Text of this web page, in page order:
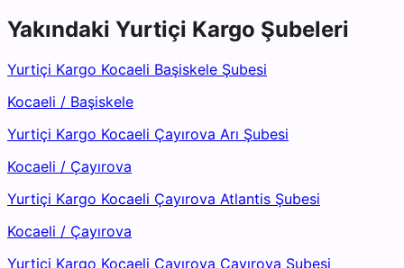
Yakındaki Yurtiçi Kargo Şubeleri
Yurtiçi Kargo Kocaeli Başiskele Şubesi
Kocaeli / Başiskele
Yurtiçi Kargo Kocaeli Çayırova Arı Şubesi
Kocaeli / Çayırova
Yurtiçi Kargo Kocaeli Çayırova Atlantis Şubesi
Kocaeli / Çayırova
Yurtiçi Kargo Kocaeli Çayırova Çayırova Şubesi